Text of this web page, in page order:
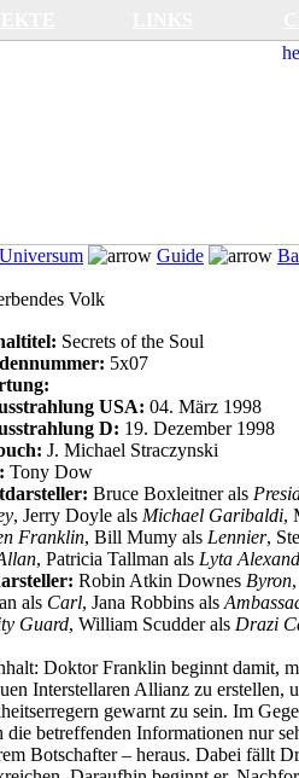
Guide
Volk
Secrets of the Soul
5x07
USA: 04. März 1998
D: 19. Dezember 1998
J. Michael Straczynski
Tony Dow
Bruce Boxleitner als
, Jerry Doyle als Michael Garibaldi,
Franklin, Bill Mumy als Lennier,
, Patricia Tallman als Lyta
Robin Atkin Downes Byron
als Carl, Jana Robbins als
Guard, William Scudder als Drazi
Doktor Franklin beginnt damit,
Interstellaren Allianz zu erstellen,
gewarnt zu sein. Im
die betreffenden Informationen nur
Botschafter – heraus. Dabei fällt